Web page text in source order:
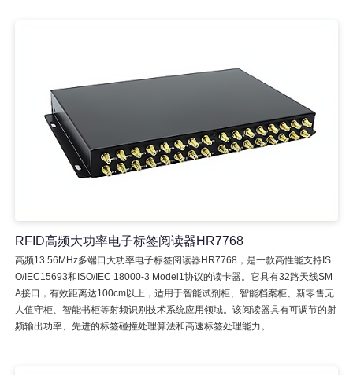
RFID高频大功率电子标签阅读器HR7768
高频13.56MHz多端口大功率电子标签阅读器HR7768，是一款高性能支持IS
O/IEC15693和ISO/IEC 18000-3 Model1协议的读卡器。它具有32路天线SM
A接口，有效距离达100cm以上，适用于智能试剂柜、智能档案柜、新零售无
人值守柜、智能书柜等射频识别技术系统应用领域。该阅读器具有可调节的射
频输出功率、先进的标签碰撞处理算法和高速标签处理能力。